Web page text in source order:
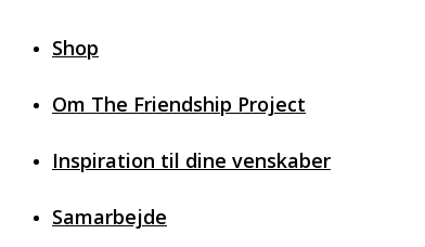
Shop
Om The Friendship Project
Inspiration til dine venskaber
Samarbejde